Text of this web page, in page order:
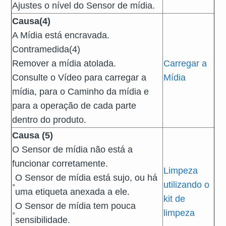
Ajustes o nível do Sensor de mídia.
Causa(4)
A Mídia está encravada.
Contramedida(4)
Remover a mídia atolada.
Consulte o Vídeo para carregar a
mídia, para o Caminho da mídia e
para a operação de cada parte
dentro do produto.
Carregar a
Mídia
Causa (5)
O Sensor de mídia não está a
funcionar corretamente.
◦
O Sensor de mídia está sujo, ou há
uma etiqueta anexada a ele.
◦
O Sensor de mídia tem pouca
sensibilidade.
Limpeza
utilizando o
kit de
limpeza